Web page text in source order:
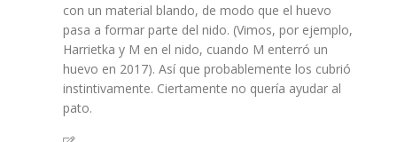
con un material blando, de modo que el huevo
pasa a formar parte del nido. (Vimos, por ejemplo,
Harrietka y M en el nido, cuando M enterró un
huevo en 2017). Así que probablemente los cubrió
instintivamente. Ciertamente no quería ayudar al
pato.